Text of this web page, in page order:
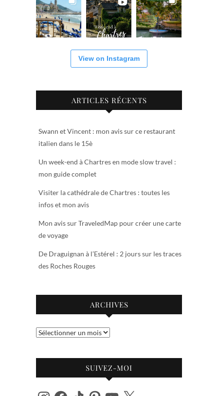
View on Instagram
ARTICLES RÉCENTS
Swann et Vincent : mon avis sur ce restaurant
italien dans le 15è
Un week-end à Chartres en mode slow travel :
mon guide complet
Visiter la cathédrale de Chartres : toutes les
infos et mon avis
Mon avis sur TraveledMap pour créer une carte
de voyage
De Draguignan à l’Estérel : 2 jours sur les traces
des Roches Rouges
ARCHIVES
Archives
SUIVEZ-MOI
InstagramFacebook
TikTok PinterestYouTube
X